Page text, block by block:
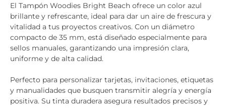
El Tampón Woodies Bright Beach ofrece un color azul
brillante y refrescante, ideal para dar un aire de frescura y
vitalidad a tus proyectos creativos. Con un diámetro
compacto de 35 mm, está diseñado especialmente para
sellos manuales, garantizando una impresión clara,
uniforme y de alta calidad.
Perfecto para personalizar tarjetas, invitaciones, etiquetas
y manualidades que busquen transmitir alegría y energía
positiva. Su tinta duradera asegura resultados precisos y